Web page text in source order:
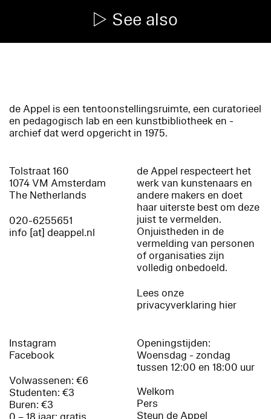
See also
de Appel is een tentoonstellingsruimte, een curatorieel
en pedagogisch lab en een kunstbibliotheek en -
archief dat werd opgericht in 1975.
Tolstraat 160
1074 VM Amsterdam
The Netherlands
020-6255651
info [at] deappel.nl
de Appel respecteert het
werk van kunstenaars en
andere makers en doet
haar uiterste best om deze
juist te vermelden.
Onjuistheden in de
vermelding van personen
of organisaties zijn
volledig onbedoeld.
Lees onze
privacyverklaring hier
Instagram
Facebook
Volwassenen: €6
Studenten: €3
Buren: €3
Openingstijden:
Woensdag - zondag
tussen 12:00 en 18:00 uur
Welkom
Pers
Steun de Appel